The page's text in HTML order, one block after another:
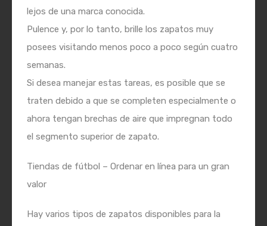
lejos de una marca conocida.
Pulence y, por lo tanto, brille los zapatos muy
posees visitando menos poco a poco según cuatro
semanas.
Si desea manejar estas tareas, es posible que se
traten debido a que se completen especialmente o
ahora tengan brechas de aire que impregnan todo
el segmento superior de zapato.
Tiendas de fútbol – Ordenar en línea para un gran
valor
Hay varios tipos de zapatos disponibles para la